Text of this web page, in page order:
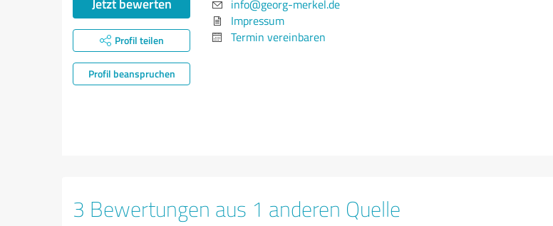
Profil teilen
Profil beanspruchen
info@georg-merkel.de
Impressum
Termin vereinbaren
3 Bewertungen aus 1 anderen Quelle